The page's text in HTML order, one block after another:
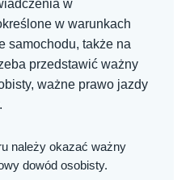
w
w warunkach
samochodu, także na
przedstawić ważny
ważne prawo jazdy
należy okazać ważny
dowód osobisty.